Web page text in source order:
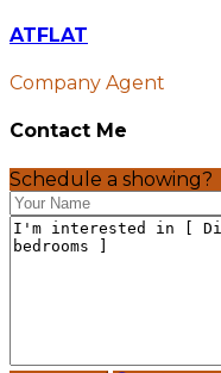
ATFLAT
Company Agent
Contact Me
Schedule a showing?